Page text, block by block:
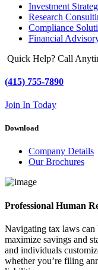
Investment
Research
Compliance
Financial
Quick Help? Call
(415) 755-7890
Join In Today
Download
Company Details
Our Brochures
Professional Human
Navigating tax laws can
maximize savings and
and individuals
whether you’re filing